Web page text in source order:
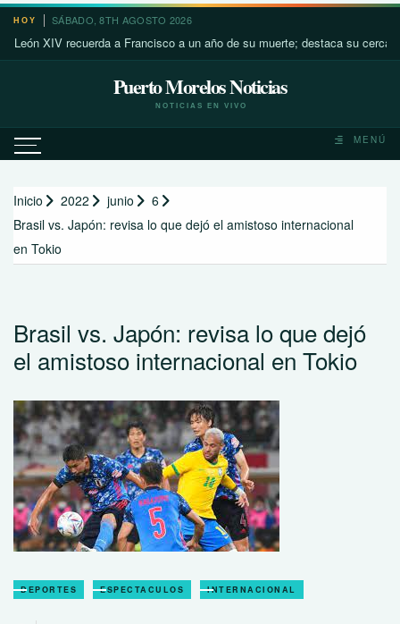
Saltar
contenido
HOY SÁBADO, 8TH AGOSTO 2026
XIV recuerda a Francisco a un año de su muerte; destaca su cercanía con
Puerto Morelos Noticias
NOTICIAS EN VIVO
MENÚ
Inicio 2022 junio
6
Brasil vs. Japón: revisa lo que dejó el amistoso internacional
en Tokio
Brasil vs. Japón: revisa lo que dejó
el amistoso internacional en Tokio
DEPORTES ESPECTACULOS INTERNACIONAL